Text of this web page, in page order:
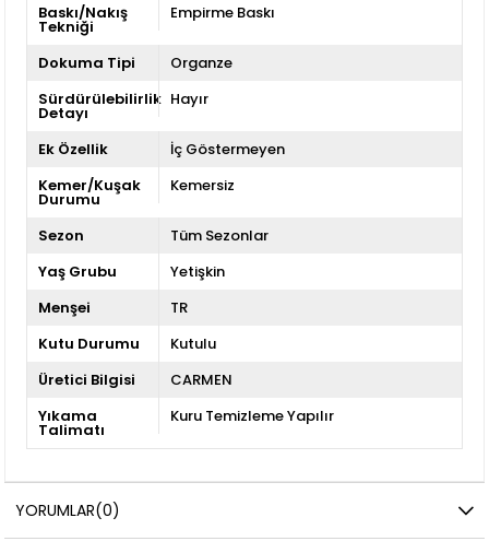
Baskı/Nakış
Tekniği
Empirme Baskı
Dokuma Tipi
Organze
Sürdürülebilirlik
Detayı
Hayır
Ek Özellik
İç Göstermeyen
Kemer/Kuşak
Durumu
Kemersiz
Sezon
Tüm Sezonlar
Yaş Grubu
Yetişkin
Menşei
TR
Kutu Durumu
Kutulu
Üretici Bilgisi
CARMEN
Yıkama
Talimatı
Kuru Temizleme Yapılır
YORUMLAR(0)